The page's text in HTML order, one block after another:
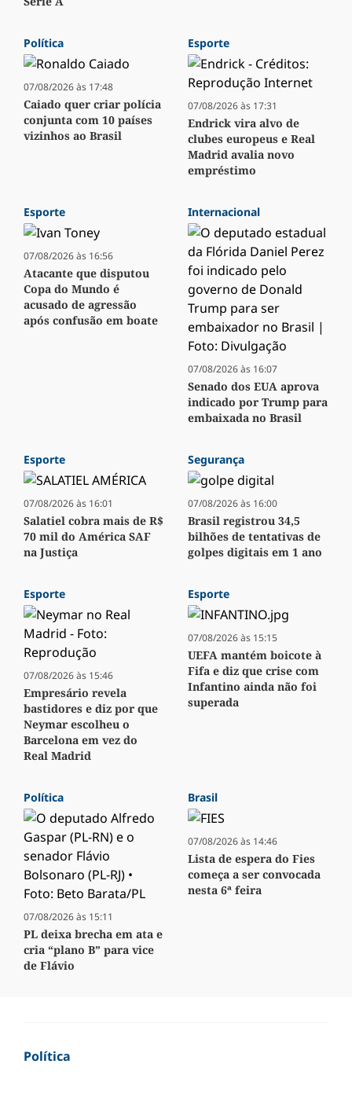
Política
07/08/2026 às 17:48
Caiado quer criar polícia
conjunta com 10 países
vizinhos ao Brasil
Esporte
07/08/2026 às 17:31
Endrick vira alvo de
clubes europeus e Real
Madrid avalia novo
empréstimo
Esporte
07/08/2026 às 16:56
Atacante que disputou
Copa do Mundo é
acusado de agressão
após confusão em boate
Internacional
07/08/2026 às 16:07
Senado dos EUA aprova
indicado por Trump para
embaixada no Brasil
Esporte
07/08/2026 às 16:01
Salatiel cobra mais de R$
70 mil do América SAF
na Justiça
Segurança
07/08/2026 às 16:00
Brasil registrou 34,5
bilhões de tentativas de
golpes digitais em 1 ano
Esporte
07/08/2026 às 15:46
Empresário revela
bastidores e diz por que
Neymar escolheu o
Barcelona em vez do
Real Madrid
Esporte
07/08/2026 às 15:15
UEFA mantém boicote à
Fifa e diz que crise com
Infantino ainda não foi
superada
Política
07/08/2026 às 15:11
PL deixa brecha em ata e
cria “plano B” para vice
de Flávio
Brasil
07/08/2026 às 14:46
Lista de espera do Fies
começa a ser convocada
nesta 6ª feira
Política